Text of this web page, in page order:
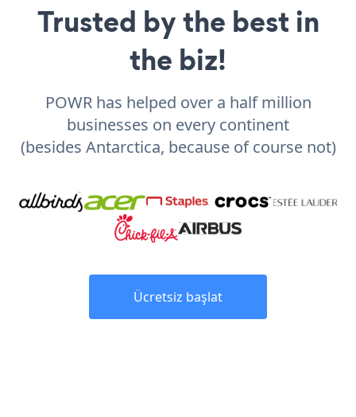
Trusted by the best in
the biz!
POWR has helped over a half million
businesses on every continent
(besides Antarctica, because of course not)
Ücretsiz başlat